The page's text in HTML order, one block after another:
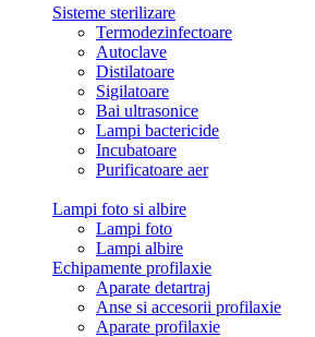
Sisteme sterilizare
Termodezinfectoare
Autoclave
Distilatoare
Sigilatoare
Bai ultrasonice
Lampi bactericide
Incubatoare
Purificatoare aer
Lampi foto si albire
Lampi foto
Lampi albire
Echipamente profilaxie
Aparate detartraj
Anse si accesorii profilaxie
Aparate profilaxie